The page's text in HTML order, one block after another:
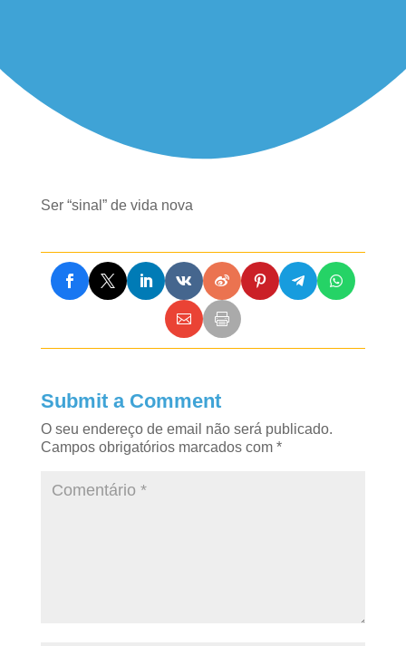
Ser “sinal” de vida nova
Submit a Comment
O seu endereço de email não será publicado.
Campos obrigatórios marcados com *